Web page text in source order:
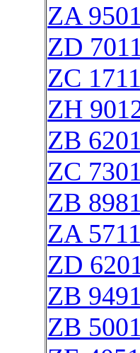
ZA
ZD
ZC
ZH
ZB
ZC
ZB
ZA
ZD
ZB
ZB